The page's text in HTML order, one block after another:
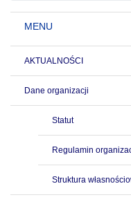
MENU
AKTUALNOŚCI
Dane organizacji
Statut
Regulamin
Struktura